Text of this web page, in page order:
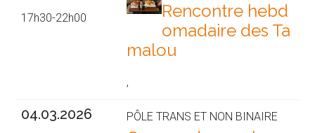
17h30-22h00
Rencontre hebd
omadaire des Ta
malou
,
04.03.2026 PÔLE TRANS ET NON BINAIRE